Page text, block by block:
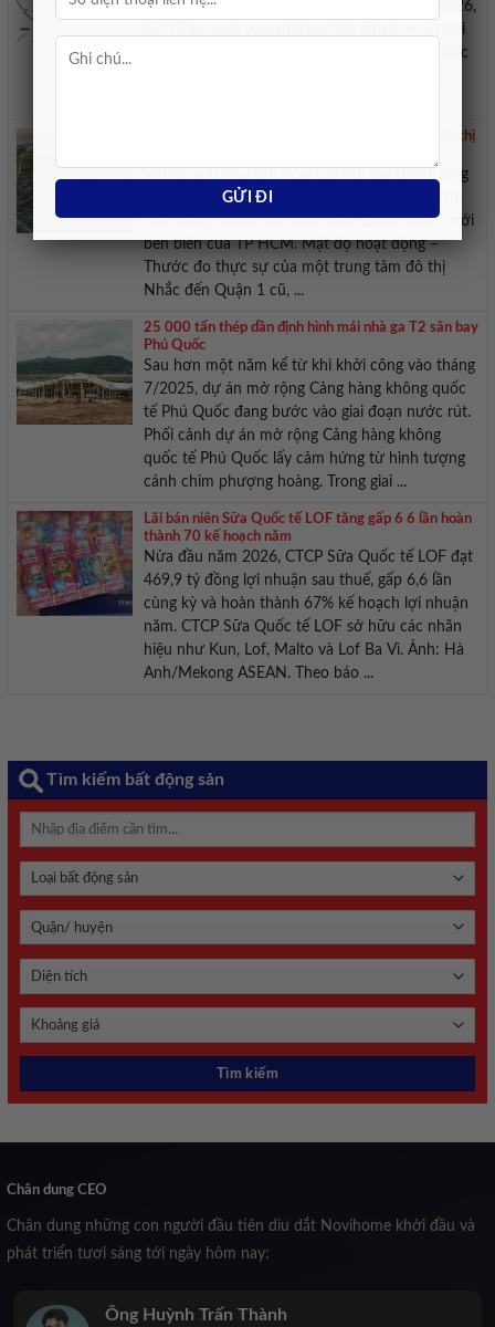
Nam hơn 1,08 tỷ USD trong nửa đầu năm 2026,
tăng 31,6% so với cùng kỳ năm trước. Hiệp hội
Rau quả Việt Nam (Vinafruit) dẫn số liệu từ Cục
Quận Nhất Vịnh Tiên – Nơi kiến tạo trung tâm đô thị
Với hệ sinh thái văn hóa, lưu trú, giải trí, thương
mại và hội nghị được quy hoạch đồng bộ, Vịnh
Tiên đang hướng tới hình mẫu “Quận Nhất” mới
bên biển của TP HCM. Mật độ hoạt động –
Thước đo thực sự của một trung tâm đô thị
Nhắc đến Quận 1 cũ, ...
25 000 tấn thép dần định hình mái nhà ga T2 sân bay
Phú Quốc
Sau hơn một năm kể từ khi khởi công vào tháng
7/2025, dự án mở rộng Cảng hàng không quốc
tế Phú Quốc đang bước vào giai đoạn nước rút.
Phối cảnh dự án mở rộng Cảng hàng không
quốc tế Phú Quốc lấy cảm hứng từ hình tượng
cánh chim phượng hoàng. Trong giai ...
Lãi bán niên Sữa Quốc tế LOF tăng gấp 6 6 lần hoàn
thành 70 kế hoạch năm
Nửa đầu năm 2026, CTCP Sữa Quốc tế LOF đạt
469,9 tỷ đồng lợi nhuận sau thuế, gấp 6,6 lần
cùng kỳ và hoàn thành 67% kế hoạch lợi nhuận
năm. CTCP Sữa Quốc tế LOF sở hữu các nhãn
hiệu như Kun, Lof, Malto và Lof Ba Vì. Ảnh: Hà
Anh/Mekong ASEAN. Theo báo ...
Tìm kiếm bất động sản
Chân dung CEO
Chân dung những con người đầu tiên dìu dắt Novihome khởi đầu và
phát triển tươi sáng tới ngày hôm nay:
Trịnh Kiều Anh